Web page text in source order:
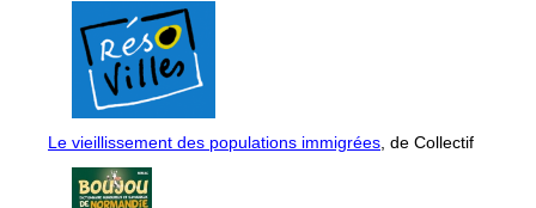
Le vieillissement des populations immigrées , de Collectif